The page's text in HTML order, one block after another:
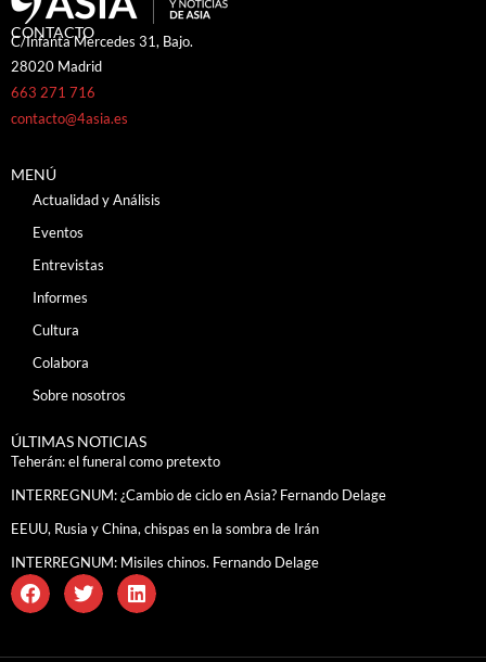
CONTACTO
C/Infanta Mercedes 31, Bajo.
28020 Madrid
663 271 716
contacto@4asia.es
MENÚ
Actualidad y Análisis
Eventos
Entrevistas
Informes
Cultura
Colabora
Sobre nosotros
ÚLTIMAS NOTICIAS
Teherán: el funeral como pretexto
INTERREGNUM: ¿Cambio de ciclo en Asia? Fernando Delage
EEUU, Rusia y China, chispas en la sombra de Irán
INTERREGNUM: Misiles chinos. Fernando Delage